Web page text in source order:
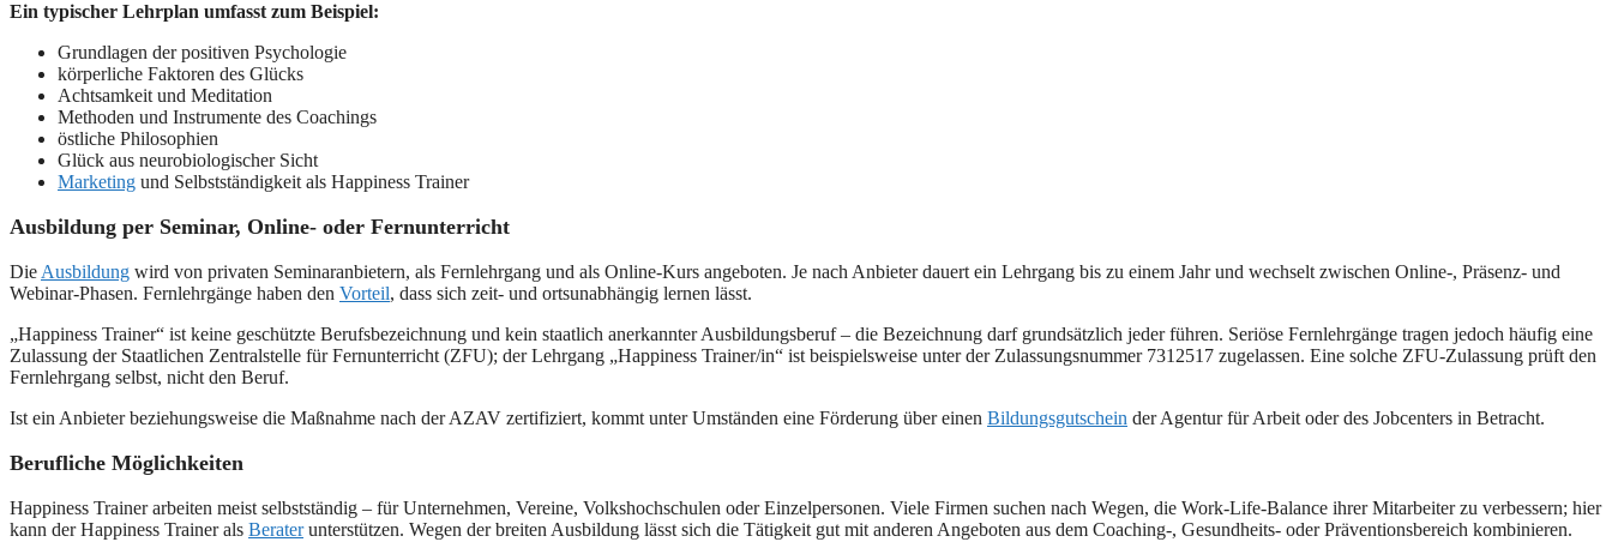
Ein typischer Lehrplan umfasst zum Beispiel:
Grundlagen der positiven Psychologie
körperliche Faktoren des Glücks
Achtsamkeit und Meditation
Methoden und Instrumente des Coachings
östliche Philosophien
Glück aus neurobiologischer Sicht
Marketing und Selbstständigkeit als Happiness Trainer
Ausbildung per Seminar, Online- oder Fernunterricht
Die Ausbildung wird von privaten Seminaranbietern, als Fernlehrgang und als Online-Kurs angeboten. Je nach Anbieter dauert ein Lehrgang bis zu einem Jahr und wechselt zwischen Online-, Präsenz- und
Webinar-Phasen. Fernlehrgänge haben den Vorteil, dass sich zeit- und ortsunabhängig lernen lässt.
„Happiness Trainer“ ist keine geschützte Berufsbezeichnung und kein staatlich anerkannter Ausbildungsberuf – die Bezeichnung darf grundsätzlich jeder führen. Seriöse Fernlehrgänge tragen jedoch häufig eine
Zulassung der Staatlichen Zentralstelle für Fernunterricht (ZFU); der Lehrgang „Happiness Trainer/in“ ist beispielsweise unter der Zulassungsnummer 7312517 zugelassen. Eine solche ZFU-Zulassung prüft den
Fernlehrgang selbst, nicht den Beruf.
Ist ein Anbieter beziehungsweise die Maßnahme nach der AZAV zertifiziert, kommt unter Umständen eine Förderung über einen Bildungsgutschein der Agentur für Arbeit oder des Jobcenters in Betracht.
Berufliche Möglichkeiten
Happiness Trainer arbeiten meist selbstständig – für Unternehmen, Vereine, Volkshochschulen oder Einzelpersonen. Viele Firmen suchen nach Wegen, die Work-Life-Balance ihrer Mitarbeiter zu verbessern; hier
kann der Happiness Trainer als Beraterunterstützen. Wegen der breiten Ausbildung lässt sich die Tätigkeit gut mit anderen Angeboten aus dem Coaching-, Gesundheits- oder Präventionsbereich kombinieren.